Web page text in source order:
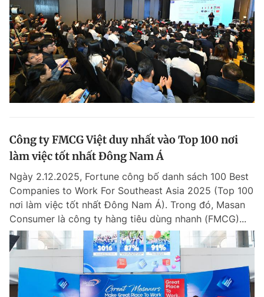
Công ty FMCG Việt duy nhất vào Top 100 nơi
làm việc tốt nhất Đông Nam Á
Ngày 2.12.2025, Fortune công bố danh sách 100 Best
Companies to Work For Southeast Asia 2025 (Top 100
nơi làm việc tốt nhất Đông Nam Á). Trong đó, Masan
Consumer là công ty hàng tiêu dùng nhanh (FMCG)...